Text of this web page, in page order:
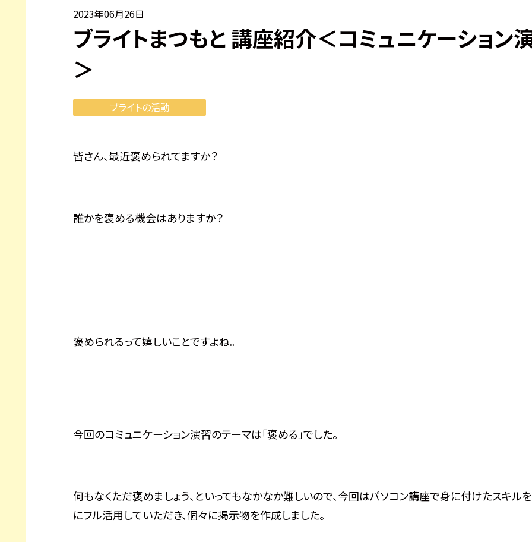
2023年06月26日
ブライトまつもと 講座紹介＜コミュニケーション
＞
ブライトの活動
皆さん、最近褒められてますか？
誰かを褒める機会はありますか？
褒められるって嬉しいことですよね。
今回のコミュニケーション演習のテーマは「褒める」でした。
何もなくただ褒めましょう、といってもなかなか難しいので、今回はパソコン講座で身に付けたスキル
にフル活用していただき、個々に掲示物を作成しました。